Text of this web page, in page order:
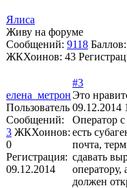
Ялиса
Живу на форуме
Сообщений: 9118 Баллов:
ЖКХоинов: 43
елена_метрон
Пользователь
Сообщений:
3 ЖКХоинов:
0
Регистрация:
09.12.2014
#3
Это
09.12.2014
Оператор
есть
почта,
сдавать
оператору,
должен